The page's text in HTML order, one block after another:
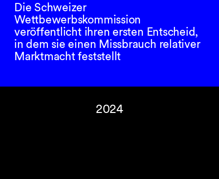
Die Schweizer
Wettbewerbskommission
veröffentlicht ihren ersten Entscheid,
in dem sie einen Missbrauch relativer
Marktmacht feststellt
2024